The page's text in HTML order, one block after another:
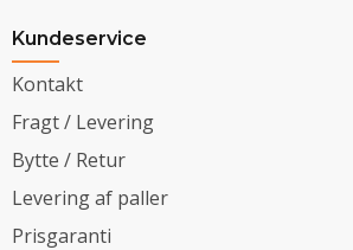
Kundeservice
Kontakt
Fragt / Levering
Bytte / Retur
Levering af paller
Prisgaranti